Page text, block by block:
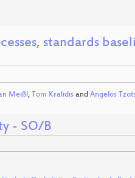
standards
Meißl, Tom Kralidis and Angelos
- SO/B